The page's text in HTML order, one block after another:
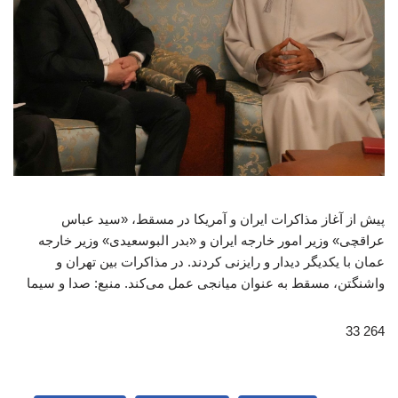
پیش از آغاز مذاکرات ایران و آمریکا در مسقط، «سید عباس
عراقچی» وزیر امور خارجه ایران و «بدر البوسعیدی» وزیر خارجه
عمان با یکدیگر دیدار و رایزنی کردند. در مذاکرات بین تهران و
واشنگتن، مسقط به عنوان میانجی عمل می‌کند. منبع: صدا و سیما
264 33